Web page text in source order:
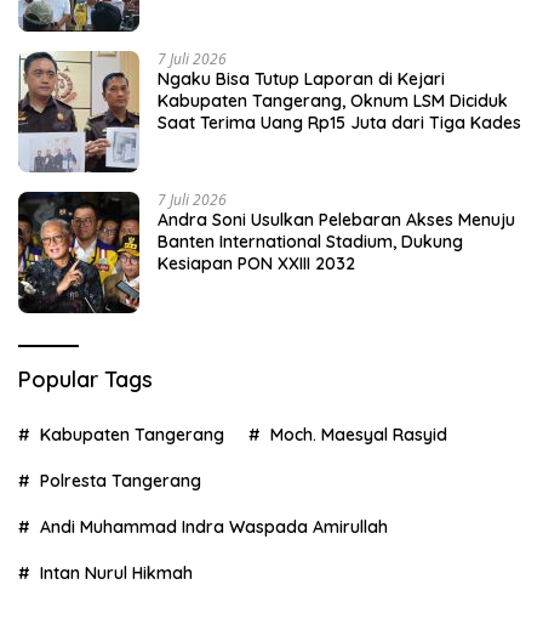
7 Juli 2026
Ngaku Bisa Tutup Laporan di Kejari
Kabupaten Tangerang, Oknum LSM Diciduk
Saat Terima Uang Rp15 Juta dari Tiga Kades
7 Juli 2026
Andra Soni Usulkan Pelebaran Akses Menuju
Banten International Stadium, Dukung
Kesiapan PON XXIII 2032
Popular Tags
Kabupaten Tangerang Moch. Maesyal Rasyid
Polresta Tangerang
Andi Muhammad Indra Waspada Amirullah
Intan Nurul Hikmah